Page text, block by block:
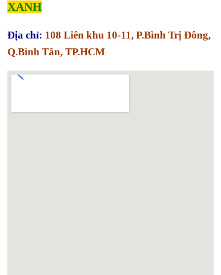
XANH
Địa chỉ: 108 Liên khu 10-11, P.Bình Trị Đông,
Q.Bình Tân, TP.HCM